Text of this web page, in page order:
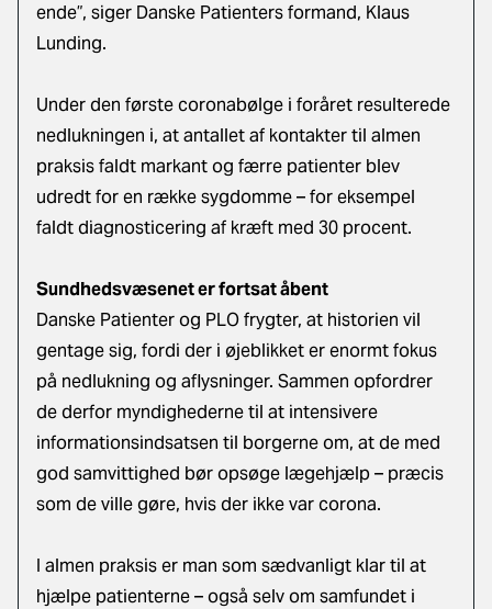
ende”, siger Danske Patienters formand, Klaus
Lunding.
Under den første coronabølge i foråret resulterede
nedlukningen i, atantallet af kontakter til almen
praksis faldt markantog færre patienter blev
udredt for en række sygdomme – for eksempel
faldt diagnosticering af kræft med 30 procent.
Sundhedsvæsenet er fortsat åbent
Danske Patienter og PLO frygter, at historien vil
gentage sig, fordi der i øjeblikket er enormt fokus
på nedlukning og aflysninger. Sammen opfordrer
de derfor myndighederne til at intensivere
informationsindsatsen til borgerne om, at de med
god samvittighed bør opsøge lægehjælp – præcis
som de ville gøre, hvis der ikke var corona.
I almen praksis er man som sædvanligt klar til at
hjælpe patienterne – også selv om samfundet i